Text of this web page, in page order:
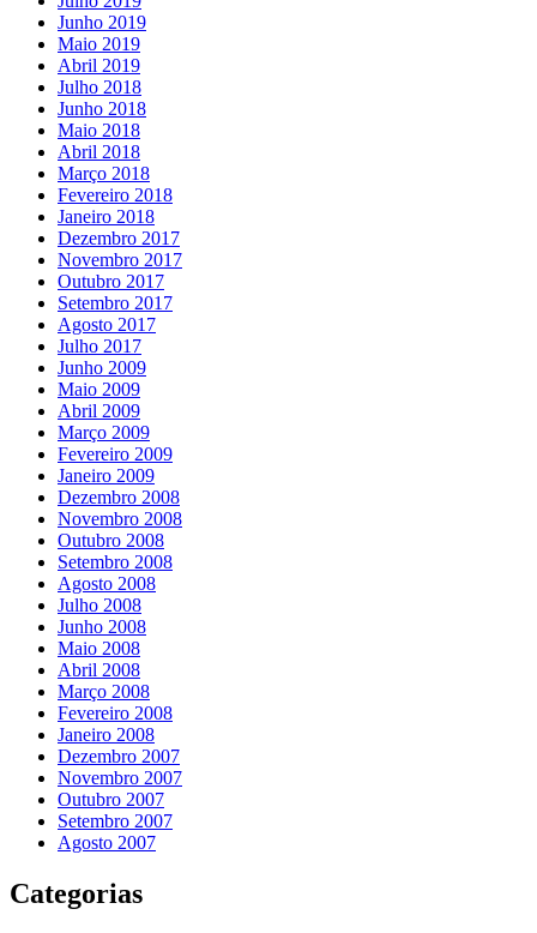
Junho 2019
Maio 2019
Abril 2019
Julho 2018
Junho 2018
Maio 2018
Abril 2018
Março 2018
Fevereiro 2018
Janeiro 2018
Dezembro 2017
Novembro 2017
Outubro 2017
Setembro 2017
Agosto 2017
Julho 2017
Junho 2009
Maio 2009
Abril 2009
Março 2009
Fevereiro 2009
Janeiro 2009
Dezembro 2008
Novembro 2008
Outubro 2008
Setembro 2008
Agosto 2008
Julho 2008
Junho 2008
Maio 2008
Abril 2008
Março 2008
Fevereiro 2008
Janeiro 2008
Dezembro 2007
Novembro 2007
Outubro 2007
Setembro 2007
Agosto 2007
Categorias